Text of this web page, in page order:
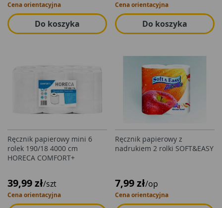
Cena orientacyjna
Do koszyka
Cena orientacyjna
Do koszyka
Ręcznik papierowy mini 6
rolek 190/18 4000 cm
HORECA COMFORT+
39,99 zł/szt
Cena orientacyjna
Ręcznik papierowy z
nadrukiem 2 rolki SOFT&EASY
7,99 zł/op
Cena orientacyjna